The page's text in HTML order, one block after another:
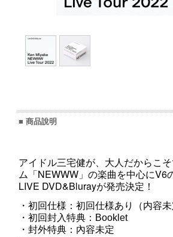
■ 商品說明
アイドル三宅健が、大人だからこ
ム「NEWWW」の楽曲を中心に
LIVE DVD&Blurayが発売決定！
・初回仕様：初回仕様あり（内容
・初回封入特典：Booklet
・封外特典：內容未定